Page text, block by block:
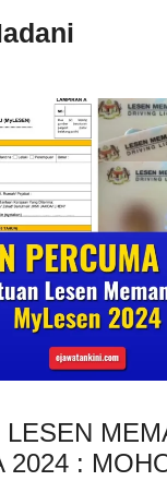
LESEN
2024 :